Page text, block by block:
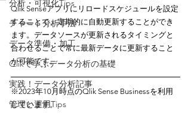
分析・可視化Tips
チャート分析手法
データ準備・加工
Qlikで学ぶデータ分析の基礎
実践！データ分析記事
管理と運用Tips
Qlik Senseアプリにリロードスケジュールを設定
することで、定期的に自動更新することができ
ます。データソースが更新されるタイミングと
合わせることで常に最新データに更新すること
が可能です。
※2023年10月時点のQlik Sense Businessを利用
しています。